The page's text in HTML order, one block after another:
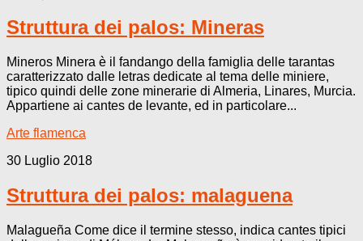
Struttura dei palos: Mineras
Mineros Minera è il fandango della famiglia delle tarantas
caratterizzato dalle letras dedicate al tema delle miniere,
tipico quindi delle zone minerarie di Almeria, Linares, Murcia.
Appartiene ai cantes de levante, ed in particolare...
Arte flamenca
30 Luglio 2018
Struttura dei palos: malaguena
Malagueña Come dice il termine stesso, indica cantes tipici